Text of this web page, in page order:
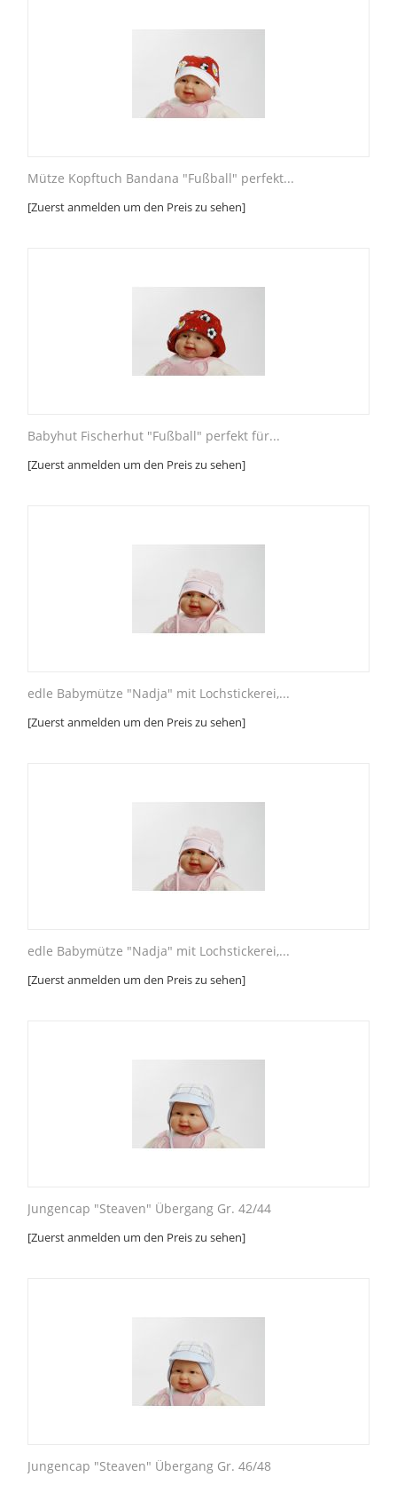
Mütze Kopftuch Bandana "Fußball" perfekt...
[Zuerst anmelden um den Preis zu sehen]
Babyhut Fischerhut "Fußball" perfekt für...
[Zuerst anmelden um den Preis zu sehen]
edle Babymütze "Nadja" mit Lochstickerei,...
[Zuerst anmelden um den Preis zu sehen]
edle Babymütze "Nadja" mit Lochstickerei,...
[Zuerst anmelden um den Preis zu sehen]
Jungencap "Steaven" Übergang Gr. 42/44
[Zuerst anmelden um den Preis zu sehen]
Jungencap "Steaven" Übergang Gr. 46/48